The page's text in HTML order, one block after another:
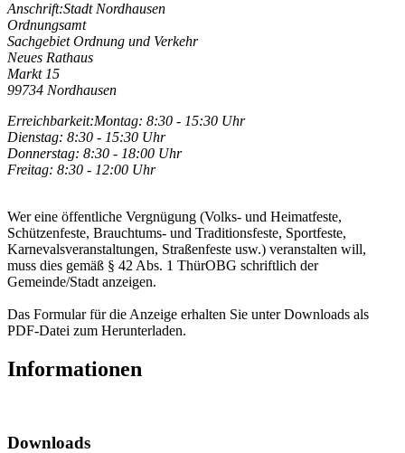
Anschrift:Stadt Nordhausen
Ordnungsamt
Sachgebiet Ordnung und Verkehr
Neues Rathaus
Markt 15
99734 Nordhausen
Erreichbarkeit:Montag: 8:30 - 15:30 Uhr
Dienstag: 8:30 - 15:30 Uhr
Donnerstag: 8:30 - 18:00 Uhr
Freitag: 8:30 - 12:00 Uhr
Wer eine öffentliche Vergnügung (Volks- und Heimatfeste,
Schützenfeste, Brauchtums- und Traditionsfeste, Sportfeste,
Karnevalsveranstaltungen, Straßenfeste usw.) veranstalten will,
muss dies gemäß § 42 Abs. 1 ThürOBG schriftlich der
Gemeinde/Stadt anzeigen.
Das Formular für die Anzeige erhalten Sie unter Downloads als
PDF-Datei zum Herunterladen.
Informationen
Downloads